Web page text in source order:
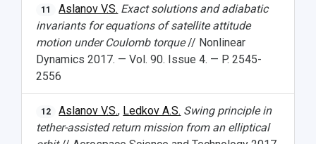
11 Aslanov V.S. Exact solutions and adiabatic
invariants for equations of satellite attitude
motion under Coulomb torque// Nonlinear
Dynamics 2017. — Vol. 90. Issue 4. — P. 2545-
2556
12 Aslanov V.S., Ledkov A.S. Swing principle in
tether-assisted return mission from an elliptical